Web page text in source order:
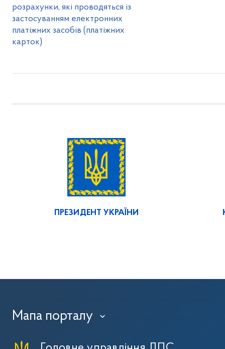
розрахунки, які проводяться із
застосуванням електронних
платіжних засобів (платіжних
карток)
ПРЕЗИДЕНТ УКРАЇНИ
Мапа порталу ›